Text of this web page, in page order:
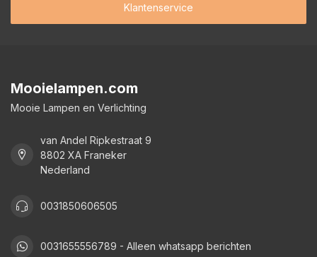
Klantenservice
Mooielampen.com
Mooie Lampen en Verlichting
van Andel Ripkestraat 9
8802 XA Franeker
Nederland
0031850606505
0031655556789 - Alleen whatsapp berichten